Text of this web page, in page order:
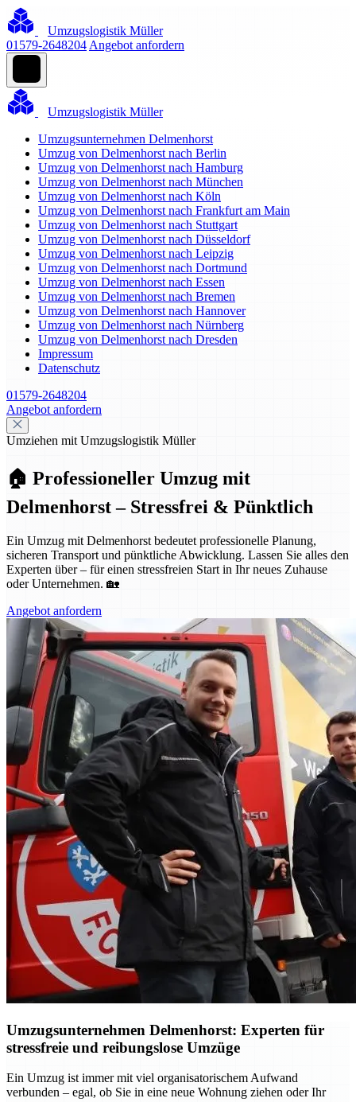
Umzugslogistik Müller
01579-2648204 Angebot anfordern
Umzugslogistik Müller
Umzugsunternehmen Delmenhorst
Umzug von Delmenhorst nach Berlin
Umzug von Delmenhorst nach Hamburg
Umzug von Delmenhorst nach München
Umzug von Delmenhorst nach Köln
Umzug von Delmenhorst nach Frankfurt am Main
Umzug von Delmenhorst nach Stuttgart
Umzug von Delmenhorst nach Düsseldorf
Umzug von Delmenhorst nach Leipzig
Umzug von Delmenhorst nach Dortmund
Umzug von Delmenhorst nach Essen
Umzug von Delmenhorst nach Bremen
Umzug von Delmenhorst nach Hannover
Umzug von Delmenhorst nach Nürnberg
Umzug von Delmenhorst nach Dresden
Impressum
Datenschutz
01579-2648204
Angebot anfordern
Umziehen mit Umzugslogistik Müller
🏠 Professioneller Umzug mit
Delmenhorst – Stressfrei & Pünktlich
Ein Umzug mit Delmenhorst bedeutet professionelle Planung,
sicheren Transport und pünktliche Abwicklung. Lassen Sie alles den
Experten über – für einen stressfreien Start in Ihr neues Zuhause
oder Unternehmen. 🏡
Angebot anfordern
Umzugsunternehmen Delmenhorst: Experten für
stressfreie und reibungslose Umzüge
Ein Umzug ist immer mit viel organisatorischem Aufwand
verbunden – egal, ob Sie in eine neue Wohnung ziehen oder Ihr